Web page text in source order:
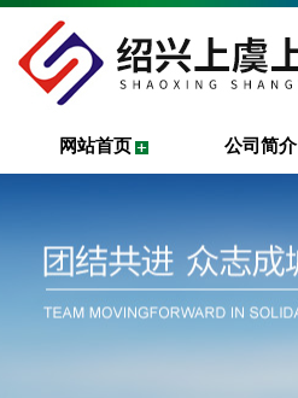
网站首页 公司简介